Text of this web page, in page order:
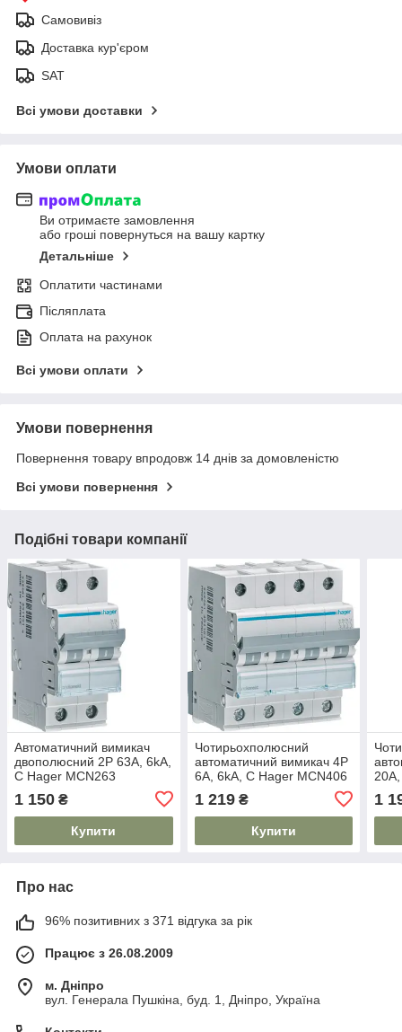
Самовивіз
Доставка кур'єром
SAT
Всі умови доставки
Умови оплати
Ви отримаєте замовлення
або гроші повернуться на вашу картку
Детальніше
Оплатити частинами
Післяплата
Оплата на рахунок
Всі умови оплати
Умови повернення
Повернення товару впродовж 14 днів за домовленістю
Всі умови повернення
Подібні товари компанії
Автоматичний вимикач
двополюсний 2P 63A, 6kA,
C Hager MCN263
1 150 ₴
Купити
Чотирьохполюсний
автоматичний вимикач 4P
6A, 6kA, C Hager MCN406
1 219₴
Купити
1
Про нас
96% позитивних з 371 відгука за рік
Працює з 26.08.2009
м. Дніпро
вул. Генерала Пушкіна, буд. 1, Дніпро, Україна